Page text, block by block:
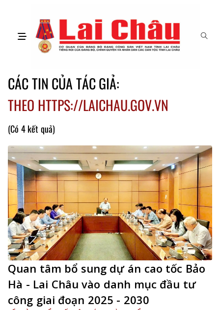
CÁC TIN CỦA TÁC GIẢ:
THEO HTTPS://LAICHAU.GOV.VN
(Có 4 kết quả)
Quan tâm bổ sung dự án cao tốc Bảo
Hà - Lai Châu vào danh mục đầu tư
công giai đoạn 2025 - 2030